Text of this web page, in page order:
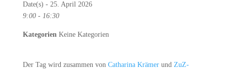
Date(s) - 25. April 2026
9:00 - 16:30
KategorienKeine Kategorien
Der Tag wird zusammen von Catharina Krämerund ZuZ-